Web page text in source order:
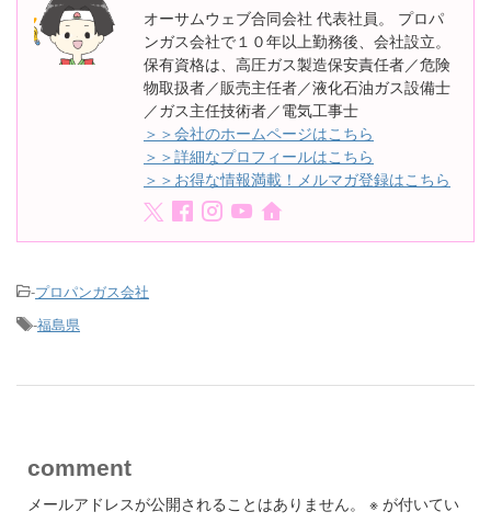
オーサムウェブ合同会社 代表社員。 プロパ
ンガス会社で１０年以上勤務後、会社設立。
保有資格は、高圧ガス製造保安責任者／危険
物取扱者／販売主任者／液化石油ガス設備士
／ガス主任技術者／電気工事士
＞＞会社のホームページはこちら
＞＞詳細なプロフィールはこちら
＞＞お得な情報満載！メルマガ登録はこちら
-プロパンガス会社
-福島県
comment
メールアドレスが公開されることはありません。 ※ が付いてい